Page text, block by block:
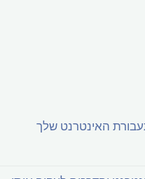
האינטרנט שלך